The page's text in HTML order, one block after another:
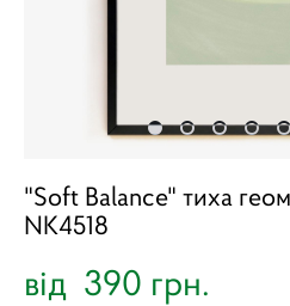
"Soft Balance" тиха
NK4518
від 390 грн.